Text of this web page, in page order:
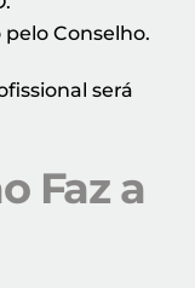
Conselho.
será
Faz a